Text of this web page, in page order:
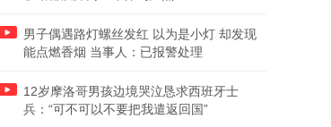
男子偶遇路灯螺丝发红 以为是小灯 却发现
能点燃香烟 当事人：已报警处理
12岁摩洛哥男孩边境哭泣恳求西班牙士
兵：“可不可以不要把我遣返回国”